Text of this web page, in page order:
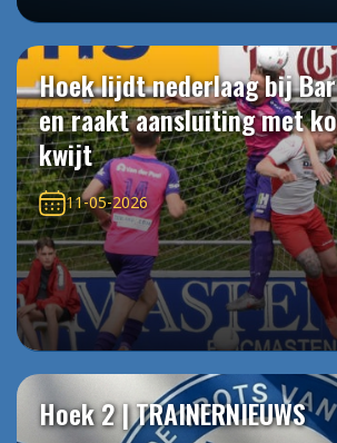
Hoek lijdt nederlaag bij
en raakt aansluiting met
kwijt
11-05-2026
Hoek 2 | TRAINERNIEUWS